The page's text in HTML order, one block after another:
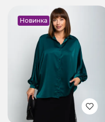
Новинка